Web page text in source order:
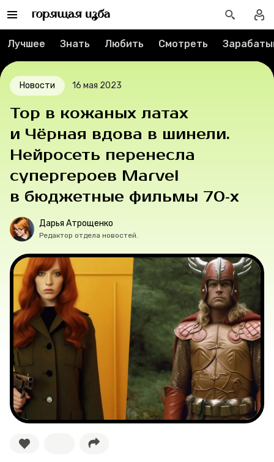
Спецпроекты
Вакансии
Контакты
О проекте
Мерч
О компании
Рубрики
Новости
Лучшее
Тесты
Секспросвет
Великие женщины
Лучшее Знать Любить Смотреть
Новости 16 мая 2023
Тор в кожаных латах
и Чёрная вдова в шинели.
Нейросеть перенесла
супергероев Marvel
в бюджетные фильмы 70‑х
Дарья Атрощенко
Редактор отдела новостей.